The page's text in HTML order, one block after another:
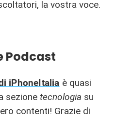
la vostra voce.
Podcast
iPhoneItalia è quasi
sezione tecnologia su
contenti! Grazie di